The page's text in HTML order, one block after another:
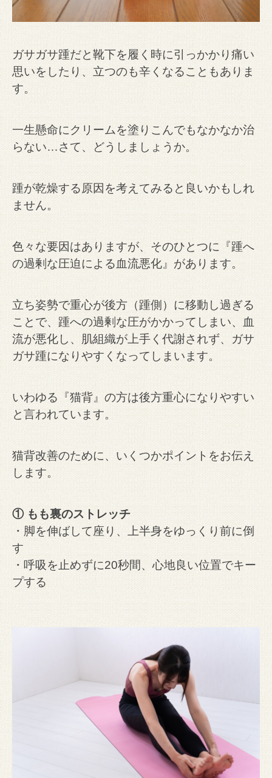
ガサガサ踵だと靴下を履く時に引っかかり痛い
思いをしたり、立つのも辛くなることもありま
す。
一生懸命にクリームを塗りこんでもなかなか治
らない…さて、どうしましょうか。
踵が乾燥する原因を考えてみると良いかもしれ
ません。
色々な要因はありますが、そのひとつに『踵へ
の過剰な圧迫による血流悪化』があります。
立ち姿勢で重心が後方（踵側）に移動し過ぎる
ことで、踵への過剰な圧がかかってしまい、血
流が悪化し、肌組織が上手く代謝されず、ガサ
ガサ踵になりやすくなってしまいます。
いわゆる『猫背』の方は後方重心になりやすい
と言われています。
猫背改善のために、いくつかポイントをお伝え
します。
① もも裏のストレッチ
・脚を伸ばして座り、上半身をゆっくり前に倒
す
・呼吸を止めずに20秒間、心地良い位置でキー
プする